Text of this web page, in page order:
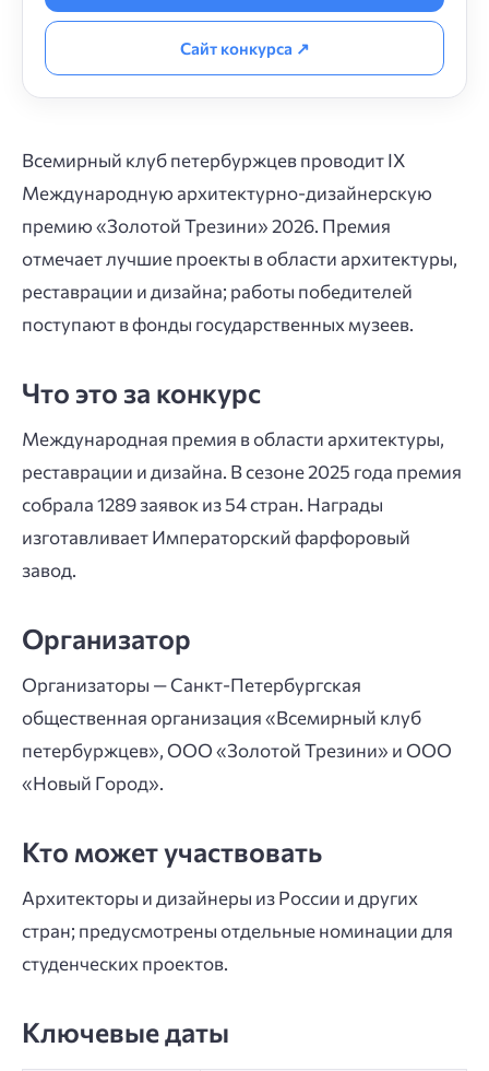
Всемирный клуб петербуржцев проводит IX
Международную архитектурно-дизайнерскую
премию «Золотой Трезини» 2026. Премия
отмечает лучшие проекты в области архитектуры,
реставрации и дизайна; работы победителей
поступают в фонды государственных музеев.
Что это за конкурс
Международная премия в области архитектуры,
реставрации и дизайна. В сезоне 2025 года премия
собрала 1289 заявок из 54 стран. Награды
изготавливает Императорский фарфоровый
завод.
Организатор
Организаторы — Санкт-Петербургская
общественная организация «Всемирный клуб
петербуржцев», ООО «Золотой Трезини» и ООО
«Новый Город».
Кто может участвовать
Архитекторы и дизайнеры из России и других
стран; предусмотрены отдельные номинации для
студенческих проектов.
Ключевые даты
Сайт конкурса ↗